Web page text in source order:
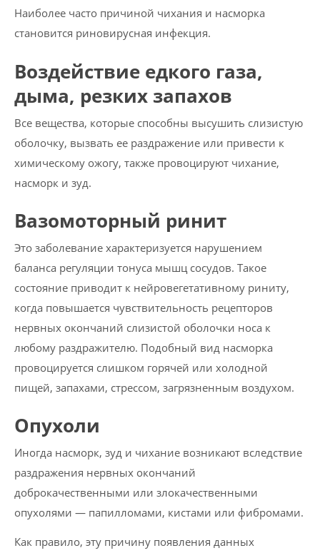
Наиболее часто причиной чихания и насморка
становится риновирусная инфекция.
Воздействие едкого газа,
дыма, резких запахов
Все вещества, которые способны высушить слизистую
оболочку, вызвать ее раздражение или привести к
химическому ожогу, также провоцируют чихание,
насморк и зуд.
Вазомоторный ринит
Это заболевание характеризуется нарушением
баланса регуляции тонуса мышц сосудов. Такое
состояние приводит к нейровегетативному риниту,
когда повышается чувствительность рецепторов
нервных окончаний слизистой оболочки носа к
любому раздражителю. Подобный вид насморка
провоцируется слишком горячей или холодной
пищей, запахами, стрессом, загрязненным воздухом.
Опухоли
Иногда насморк, зуд и чихание возникают вследствие
раздражения нервных окончаний
доброкачественными или злокачественными
опухолями — папилломами, кистами или фибромами.
Как правило, эту причину появления данных